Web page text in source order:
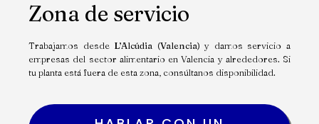
Zona de servicio
Trabajamos desde L’Alcúdia (Valencia) y damos servicio a
empresas del sector alimentario en Valencia y alrededores. Si
tu planta está fuera de esta zona, consúltanos disponibilidad.